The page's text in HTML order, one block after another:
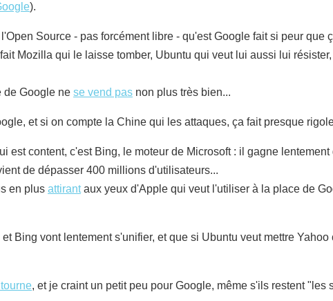
).
Source - pas forcément libre - qu'est Google fait si peur que
Mozilla qui le laisse tomber, Ubuntu qui veut lui aussi lui
de Google ne se vend pas non plus très bien...
et si on compte la Chine qui les attaques, ça fait presque
est content, c'est Bing, le moteur de Microsoft : il gagne
de dépasser 400 millions d'utilisateurs...
en plus attirantaux yeux d'Apple qui veut l'utiliser à la place de
Bing vont lentement s'unifier, et que si Ubuntu veut mettre
, et je craint un petit peu pour Google, même s'ils restent